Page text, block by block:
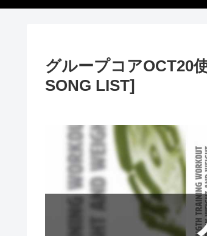
グループコアOCT20
SONG LIST]